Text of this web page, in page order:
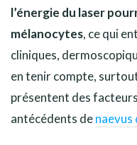
l’énergie du laser
mélanocytes, ce qui
cliniques,
en tenir compte,
présentent des
antécédents denaevus